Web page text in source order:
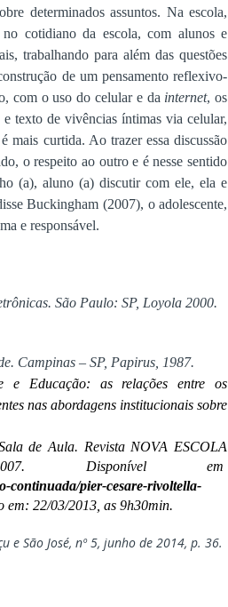
determinados assuntos. Na escola,
no cotidiano da escola, com alunos e
trabalhando para além das questões
de um pensamento reflexivo-
com o uso do celular e da internet, os
texto de vivências íntimas via celular,
mais curtida. Ao trazer essa discussão
o respeito ao outro e é nesse sentido
(a), aluno (a) discutir com ele, ela e
Buckingham (2007), o adolescente,
e responsável.
São Paulo: SP, Loyola 2000.
Campinas – SP, Papirus, 1987.
e Educação: as relações entre os
nas abordagens institucionais sobre
de Aula. Revista NOVA ESCOLA
Disponível em
continuada/pier-cesare-rivoltella-
em: 22/03/2013, as 9h30min.
e São José, nº 5, junho de 2014, p. 36.